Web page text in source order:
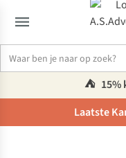
⛺️ 15%
Laatste